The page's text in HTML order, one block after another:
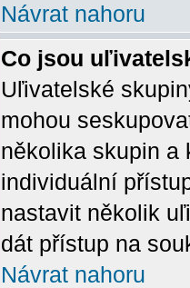
Návrat nahoru
Co jsou
Uľivatelské
mohou
několika skupin a
individuální
nastavit několik
dát přístup na
Návrat nahoru